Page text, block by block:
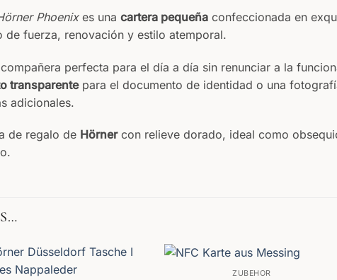
Phoenixes una cartera pequeña confeccionada en
fuerza, renovación y estilo atemporal.
perfecta para el día a día sin renunciar a la
transparentepara el documento de identidad o una
adicionales.
de regalo de Hörnercon relieve dorado, ideal como
ZUBEHÖR